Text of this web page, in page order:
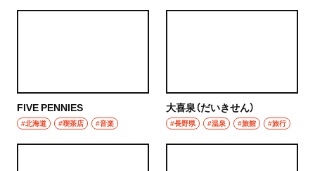
FIVE PENNIES
#北海道 #喫茶店 #音楽
大喜泉（だいきせん）
#長野県 #温泉 #旅館 #旅行